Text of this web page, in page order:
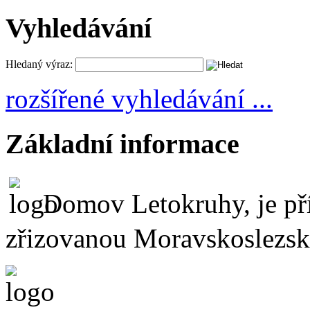
Vyhledávání
Hledaný výraz:
rozšířené vyhledávání ...
Základní informace
Domov Letokruhy, je
zřizovanou